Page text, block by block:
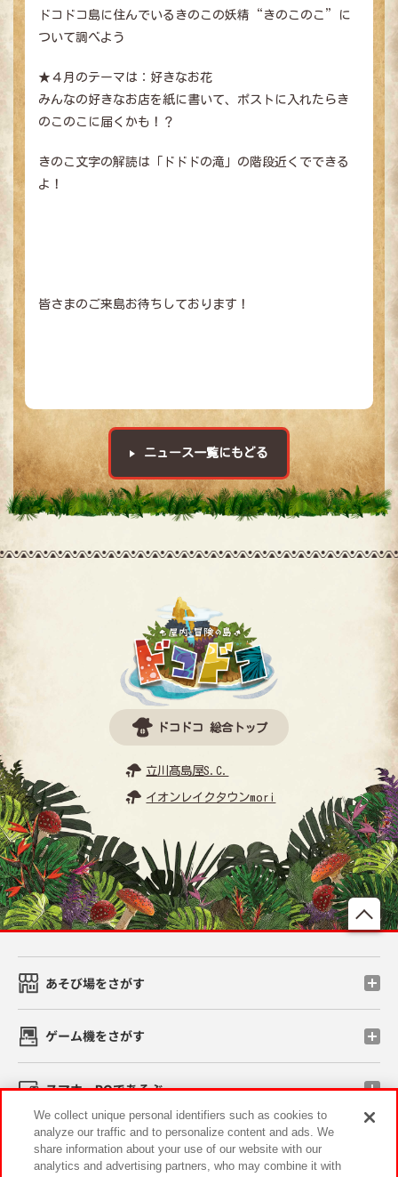
きのこのこ図鑑
最新ニュース
ドコドコ島に住んでいるきのこの妖精“きのこのこ”に
ついて調べよう
★４月のテーマは：好きなお花
みんなの好きなお店を紙に書いて、ポストに入れたらき
のこのこに届くかも！？
きのこ文字の解読は「ドドドの滝」の階段近くでできる
よ！
皆さまのご来島お待ちしております！
ニュース一覧にもどる
ドコドコ 総合トップ
立川髙島屋S.C.
イオンレイクタウンmori
あそび場をさがす
ゲーム機をさがす
スマホ・PCであそぶ
イベント・キャンペーン
We collect unique personal identifiers such as cookies to
analyze our traffic and to personalize content and ads. We
share information about your use of our website with our
analytics and advertising partners, who may combine it with